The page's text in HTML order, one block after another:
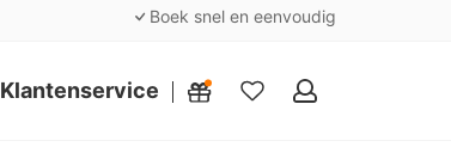
Boek snel en eenvoudig
Klantenservice
Mijn